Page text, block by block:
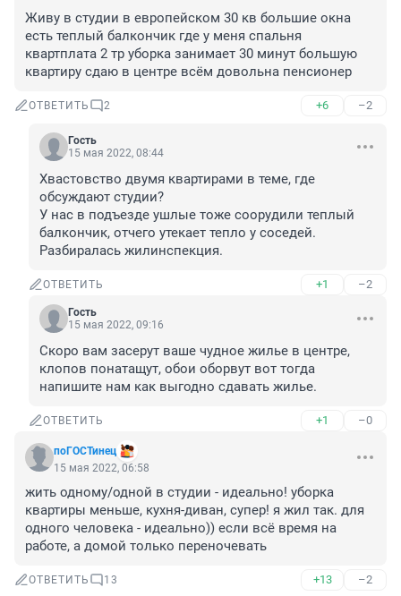
Живу в студии в европейском 30 кв большие окна
есть теплый балкончик где у меня спальня
квартплата 2 тр уборка занимает 30 минут большую
квартиру сдаю в центре всём довольна пенсионер
ОТВЕТИТЬ 2 +6 –2
Гость
15 мая 2022, 08:44
Хвастовство двумя квартирами в теме, где
обсуждают студии?
У нас в подъезде ушлые тоже соорудили теплый
балкончик, отчего утекает тепло у соседей.
Разбиралась жилинспекция.
ОТВЕТИТЬ +1 –2
Гость
15 мая 2022, 09:16
Скоро вам засерут ваше чудное жилье в центре,
клопов понатащут, обои оборвут вот тогда
напишите нам как выгодно сдавать жилье.
ОТВЕТИТЬ +1 –0
поГОСТинец
15 мая 2022, 06:58
жить одному/одной в студии - идеально! уборка
квартиры меньше, кухня-диван, супер! я жил так. для
одного человека - идеально)) если всё время на
работе, а домой только переночевать
ОТВЕТИТЬ 13 +13 –2